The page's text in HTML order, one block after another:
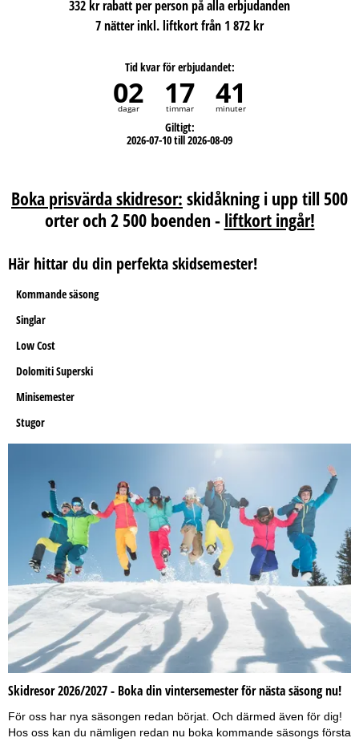
332 kr rabatt per person på alla erbjudanden
7 nätter inkl. liftkort från 1 872 kr
Tid kvar för erbjudandet:
02
dagar 17
timmar 41
minuter
Giltigt:
2026-07-10 till 2026-08-09
Boka prisvärda skidresor: skidåkning i upp till 500
orter och 2 500 boenden - liftkort ingår!
Här hittar du din perfekta skidsemester!
Kommande säsong
Singlar
Low Cost
Dolomiti Superski
Minisemester
Stugor
Skidresor 2026/2027 - Boka din vintersemester för nästa säsong nu!
För oss har nya säsongen redan börjat. Och därmed även för dig!
Hos oss kan du nämligen redan nu boka kommande säsongs första